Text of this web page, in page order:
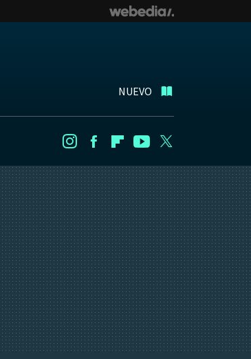
NUEVO
InstagramFacebookFlipboard
Youtube